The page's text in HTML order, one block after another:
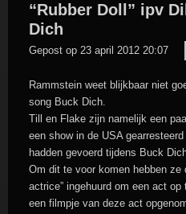
“Rubber Doll” ipv
Dich
Gepost op 23 april 2012 20:07
Rammstein weet blijkbaar niet
song Buck Dich.
Till en Flake zijn namelijk een
een show in de USA
hadden gevoerd tijdens Buck
Om dit te voor komen hebben ze
actrice” ingehuurd om een act
een filmpje van deze act